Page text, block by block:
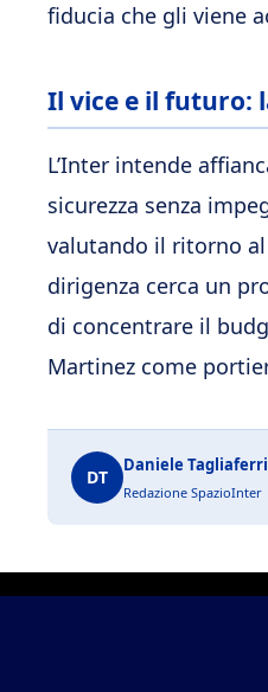
fiducia che gli viene
Il vice e il futuro:
L’Inter intende
sicurezza senza
valutando il ritorno
dirigenza cerca un
di concentrare il
Martinez come
DT
Daniele Tagliaferri
Redazione SpazioInter